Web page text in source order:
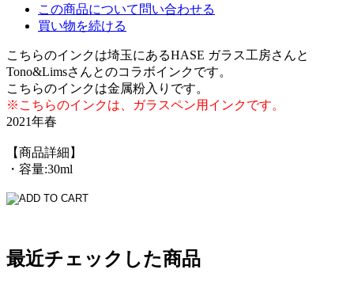
この商品について問い合わせる
買い物を続ける
こちらのインクは埼玉にあるHASE ガラス工房さんと
Tono&Limsさんとのコラボインクです。
こちらのインクは金属粉入りです。
※こちらのインクは、ガラスペン用インクです。
2021年春
【商品詳細】
・容量:30ml
最近チェックした商品